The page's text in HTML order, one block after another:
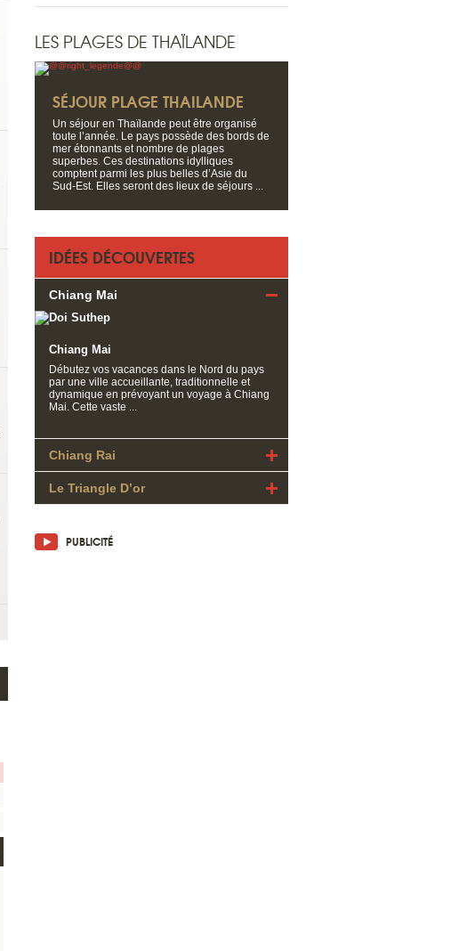
LES PLAGES DE THAÏLANDE
SÉJOUR PLAGE THAILANDE
Un séjour en Thaïlande peut être organisé
toute l’année. Le pays possède des bords de
mer étonnants et nombre de plages
superbes. Ces destinations idylliques
comptent parmi les plus belles d’Asie du
Sud-Est. Elles seront des lieux de séjours ...
IDÉES DÉCOUVERTES
Chiang Mai
Chiang Mai
Débutez vos vacances dans le Nord du pays
par une ville accueillante, traditionnelle et
dynamique en prévoyant un voyage à Chiang
Mai. Cette vaste ...
Chiang Rai
Le Triangle D’or
PUBLICITÉ